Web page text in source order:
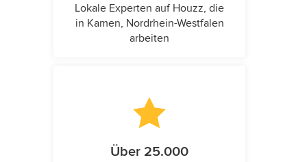
Lokale Experten auf Houzz, die
in Kamen, Nordrhein-Westfalen
arbeiten
Über 25.000